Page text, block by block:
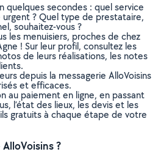
quelques secondes : quel service
urgent ? Quel type de prestataire,
souhaitez-vous ?
les menuisiers, proches de chez
! Sur leur profil, consultez les
de leurs réalisations, les notes
depuis la messagerie AlloVoisins
et efficaces.
au paiement en ligne, en passant
l’état des lieux, les devis et les
gratuits à chaque étape de votre
?